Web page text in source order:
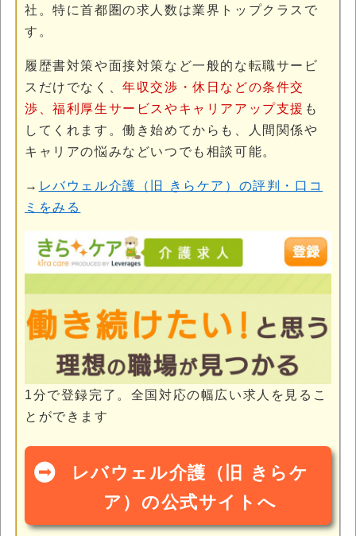
社。特に首都圏の求人数は業界トップクラスで
す。
履歴書対策や面接対策など一般的な転職サービ
スだけでなく、年収交渉・休日などの条件交
渉、福利厚生サービスやキャリアアップ支援 も
してくれます。働き始めてからも、人間関係や
キャリアの悩みなどいつでも相談可能。
→ レバウェル介護（旧 きらケア）の評判・口コ
ミをみる
1分で登録完了。全国対応の幅広い求人を見るこ
とができます
レバウェル介護（旧 きらケ
ア）の公式サイトへ